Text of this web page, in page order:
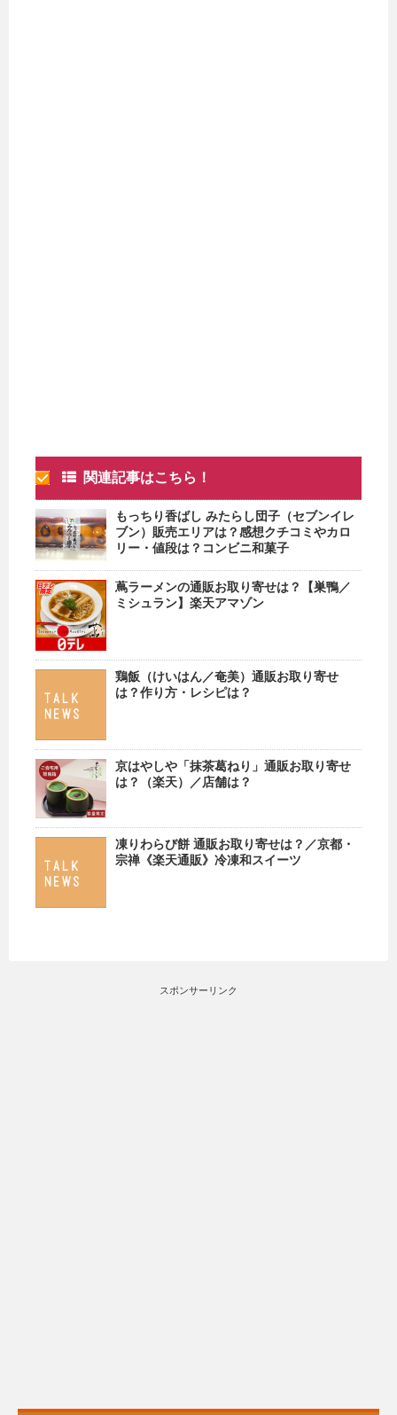
関連記事はこちら！
もっちり香ばし みたらし団子（セブンイレ
ブン）販売エリアは？感想クチコミやカロ
リー・値段は？コンビニ和菓子
蔦ラーメンの通販お取り寄せは？【巣鴨／
ミシュラン】楽天アマゾン
鶏飯（けいはん／奄美）通販お取り寄せ
は？作り方・レシピは？
京はやしや「抹茶葛ねり」通販お取り寄せ
は？（楽天）／店舗は？
凍りわらび餅 通販お取り寄せは？／京都・
宗禅《楽天通販》冷凍和スイーツ
スポンサーリンク